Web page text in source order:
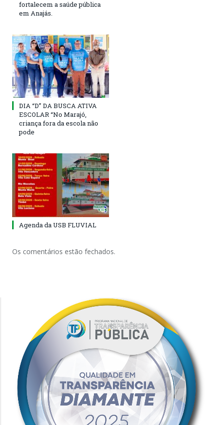
fortalecem a saúde pública
em Anajás.
DIA “D” DA BUSCA ATIVA
ESCOLAR “No Marajó,
criança fora da escola não
pode
Agenda da USB FLUVIAL
Os comentários estão fechados.